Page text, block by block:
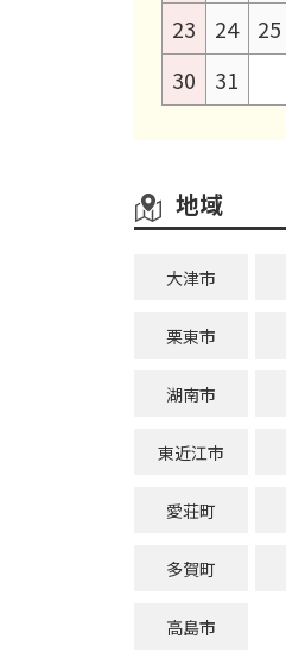
23
24 25
30
31
地域
大津市
栗東市
湖南市
東近江市
愛荘町
多賀町
高島市